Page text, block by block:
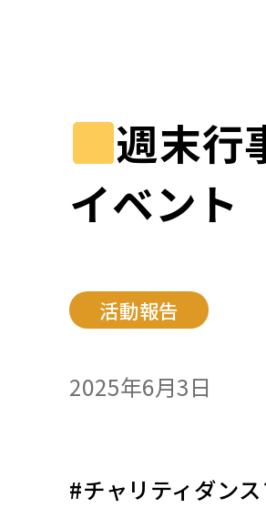
週末行
イベント
活動報告
2025年6月3日
#チャリティダン